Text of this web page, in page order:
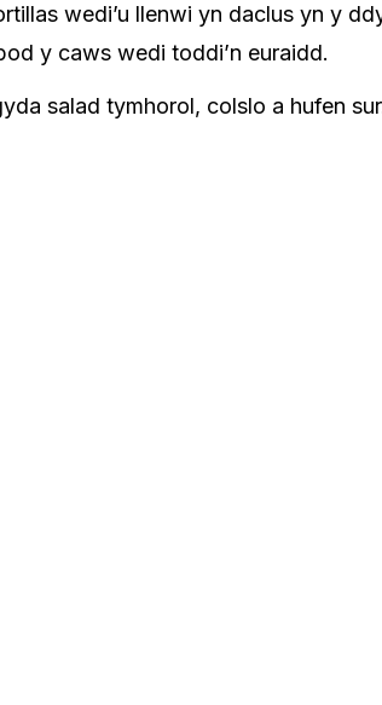
wedi’u llenwi yn daclus yn y
y caws wedi toddi’n euraidd.
salad tymhorol, colslo a hufen